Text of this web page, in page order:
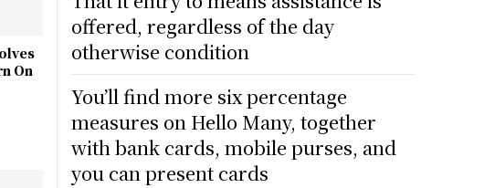
On
offered, regardless of the day
otherwise condition
You’ll find more six percentage
measures on Hello Many, together
with bank cards, mobile purses, and
you can present cards